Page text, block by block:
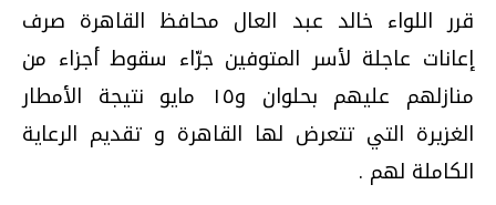
قرر اللواء خالد عبد العال محافظ القاهرة صرف
إعانات عاجلة لأسر المتوفين جرّاء سقوط أجزاء من
منازلهم عليهم بحلوان و١٥ مايو نتيجة الأمطار
الغزيرة التي تتعرض لها القاهرة و تقديم الرعاية
الكاملة لهم .